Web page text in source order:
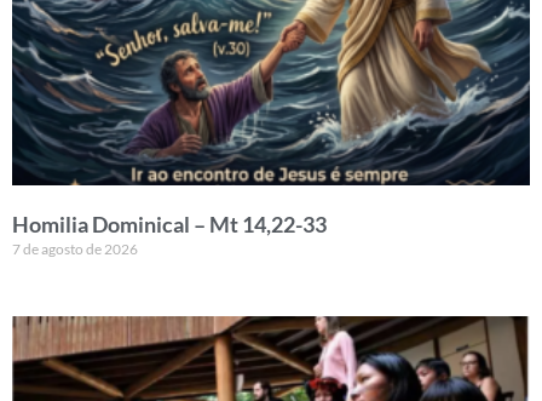
Homilia Dominical – Mt 14,22-33
7 de agosto de 2026